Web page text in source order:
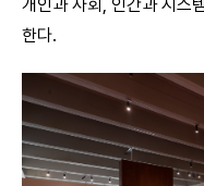
개인과 사회, 인간과 시스
한다.